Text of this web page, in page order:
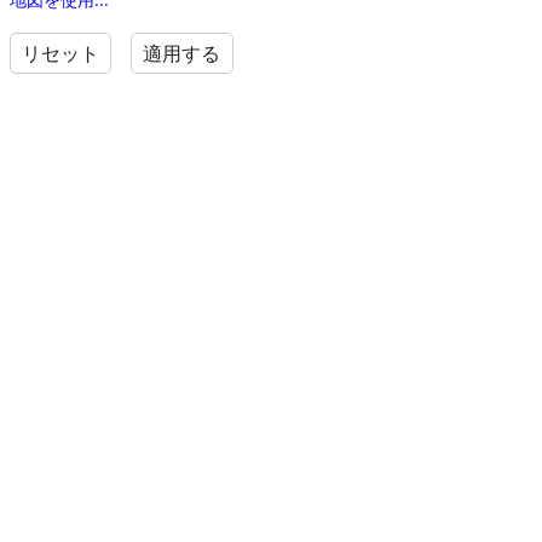
リセット 適用する